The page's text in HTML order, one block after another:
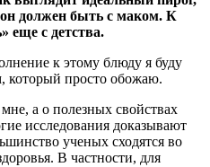
должен быть с маком. К
еще с детства.
к этому блюду я буду
который просто обожаю.
а о полезных свойствах
исследования доказывают
ученых сходятся во
В частности, для